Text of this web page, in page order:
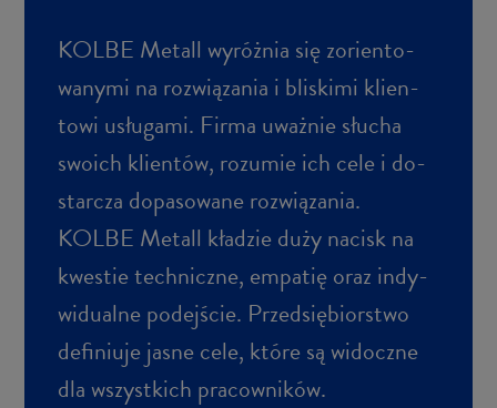
KOLBE Me­tall wy­róż­nia się zo­rien­to­
wa­ny­mi na roz­wią­za­nia i bli­ski­mi klien­
to­wi usłu­ga­mi. Firma uważ­nie słu­cha
swo­ich klien­tów, ro­zu­mie ich cele i do­
star­cza do­pa­so­wa­ne roz­wią­za­nia.
KOLBE Me­tall kła­dzie duży na­cisk na
kwe­stie tech­nicz­ne, em­pa­tię oraz in­dy­
wi­du­al­ne po­dej­ście. Przed­się­bior­stwo
de­fi­niu­je jasne cele, które są wi­docz­ne
dla wszyst­kich pra­cow­ni­ków.